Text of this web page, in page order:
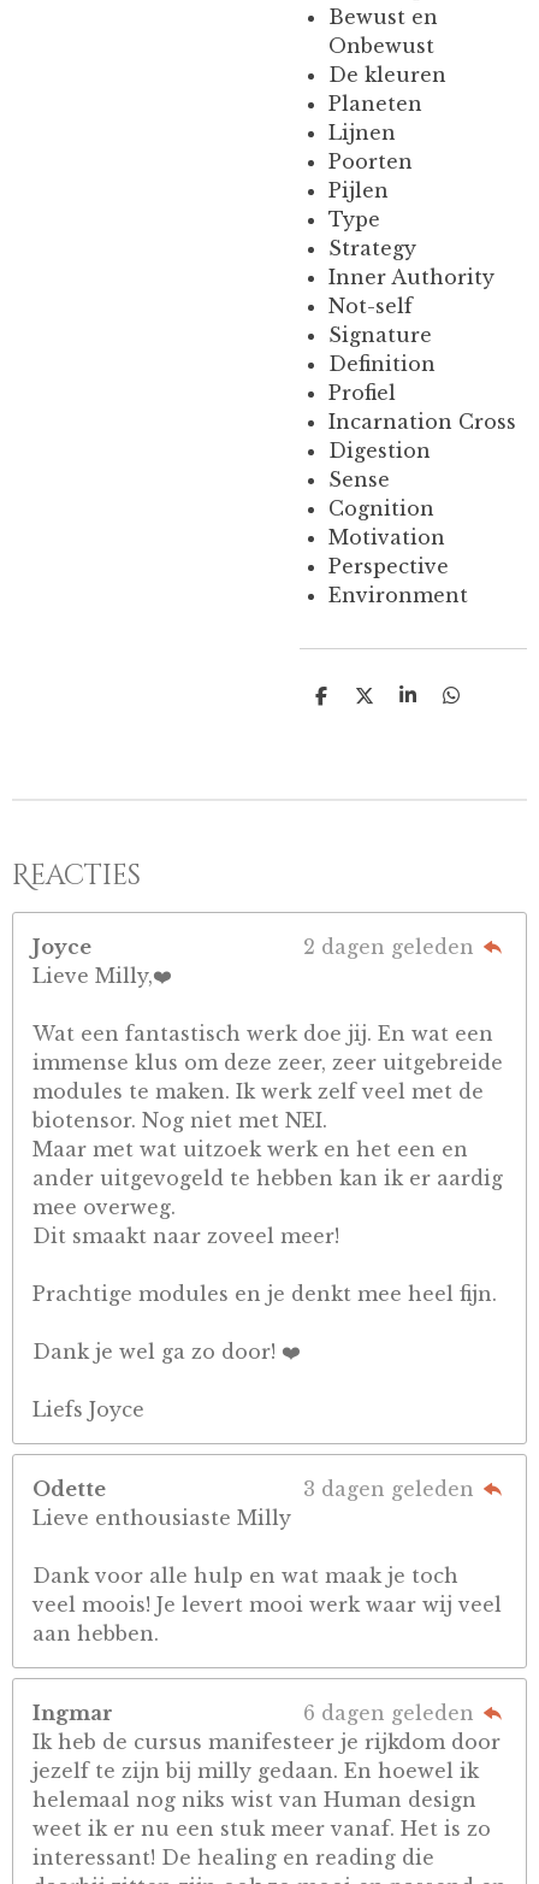
Bewust en
Onbewust
De kleuren
Planeten
Lijnen
Poorten
Pijlen
Type
Strategy
Inner Authority
Not-self
Signature
Definition
Profiel
Incarnation Cross
Digestion
Sense
Cognition
Motivation
Perspective
Environment
D
D
S
D
Reacties
Joyce
2 dagen geleden
Lieve Milly,❤️
Wat een fantastisch werk doe jij. En wat een
immense klus om deze zeer, zeer uitgebreide
modules te maken. Ik werk zelf veel met de
biotensor. Nog niet met NEI.
Maar met wat uitzoek werk en het een en
ander uitgevogeld te hebben kan ik er aardig
mee overweg.
Dit smaakt naar zoveel meer!
Prachtige modules en je denkt mee heel fijn.
Dank je wel ga zo door! ❤️
Liefs Joyce
Odette
3 dagen geleden
Lieve enthousiaste Milly
Dank voor alle hulp en wat maak je toch
veel moois! Je levert mooi werk waar wij veel
aan hebben.
Ingmar
6 dagen geleden
Ik heb de cursus manifesteer je rijkdom door
jezelf te zijn bij milly gedaan. En hoewel ik
helemaal nog niks wist van Human design
weet ik er nu een stuk meer vanaf. Het is zo
interessant! De healing en reading die